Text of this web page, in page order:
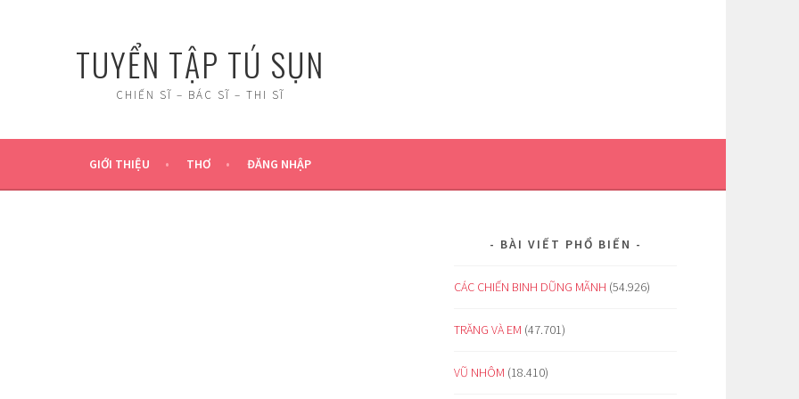
TUYỂN TẬP TÚ SỤN
CHIẾN SĨ – BÁC SĨ – THI SĨ
GIỚI THIỆU THƠ ĐĂNG NHẬP
BÀI VIẾT PHỔ BIẾN
CÁC CHIẾN BINH DŨNG MÃNH (54.926)
TRĂNG VÀ EM (47.701)
VŨ NHÔM (18.410)